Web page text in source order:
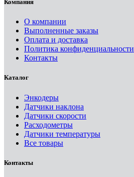
Компания
О компании
Выполненные заказы
Оплата и доставка
Политика конфиденциальности
Контакты
Каталог
Энкодеры
Датчики наклона
Датчики скорости
Расходометры
Датчики температуры
Все товары
Контакты